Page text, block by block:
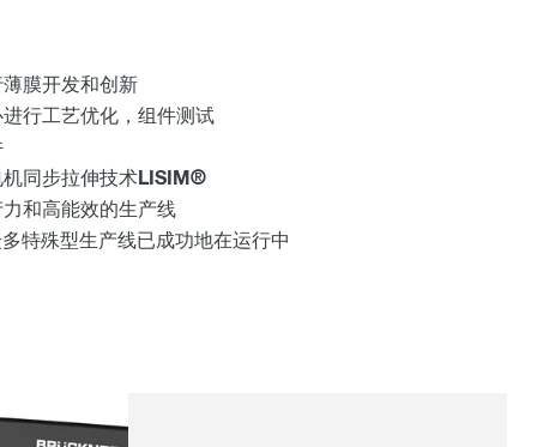
膜开发和创新
行工艺优化，组件测试
同步拉伸技术LISIM®
和高能效的生产线
特殊型生产线已成功地在运行中